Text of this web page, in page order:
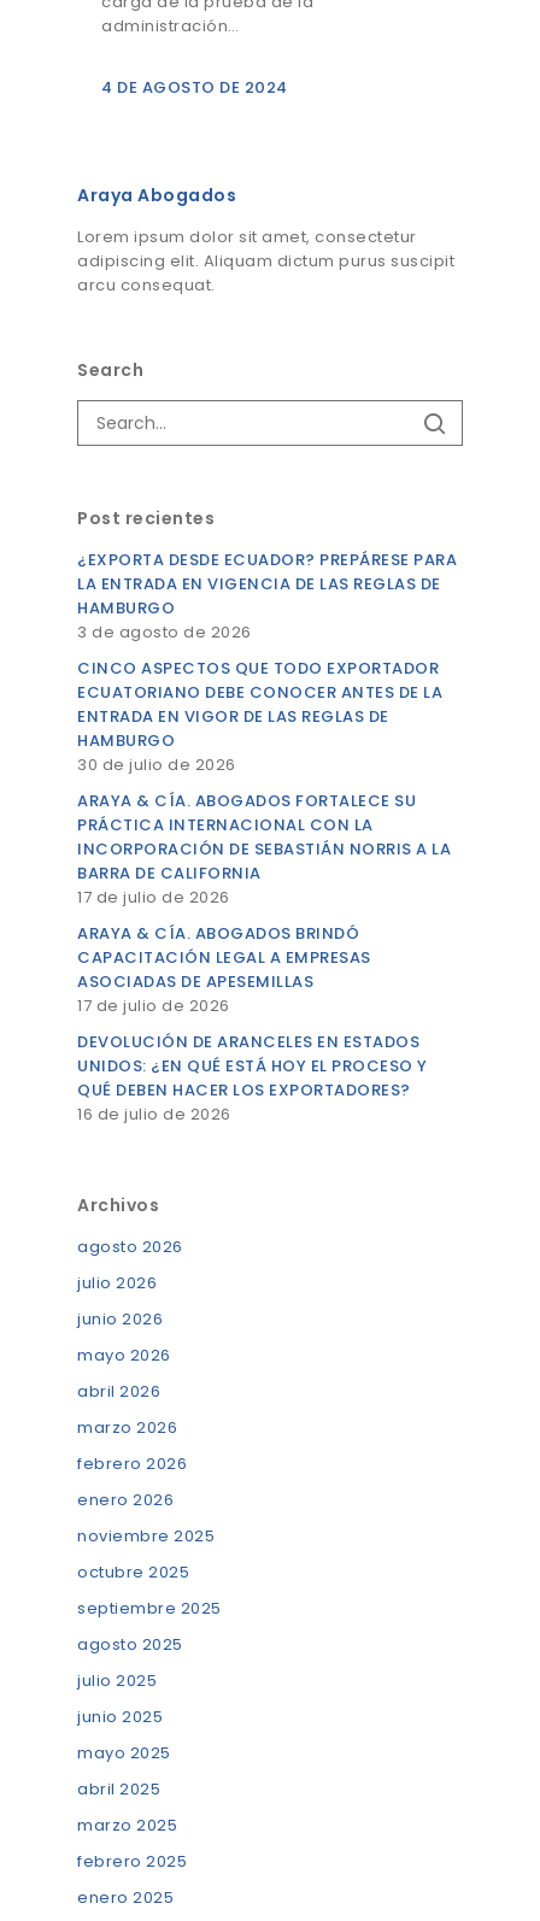
administración…
4 DE AGOSTO DE 2024
Araya Abogados
Lorem ipsum dolor sit amet, consectetur
adipiscing elit. Aliquam dictum purus suscipit
arcu consequat.
Search
Post recientes
¿EXPORTA DESDE ECUADOR? PREPÁRESE PARA
LA ENTRADA EN VIGENCIA DE LAS REGLAS DE
HAMBURGO
3 de agosto de 2026
CINCO ASPECTOS QUE TODO EXPORTADOR
ECUATORIANO DEBE CONOCER ANTES DE LA
ENTRADA EN VIGOR DE LAS REGLAS DE
HAMBURGO
30 de julio de 2026
ARAYA & CÍA. ABOGADOS FORTALECE SU
PRÁCTICA INTERNACIONAL CON LA
INCORPORACIÓN DE SEBASTIÁN NORRIS A LA
BARRA DE CALIFORNIA
17 de julio de 2026
ARAYA & CÍA. ABOGADOS BRINDÓ
CAPACITACIÓN LEGAL A EMPRESAS
ASOCIADAS DE APESEMILLAS
17 de julio de 2026
DEVOLUCIÓN DE ARANCELES EN ESTADOS
UNIDOS: ¿EN QUÉ ESTÁ HOY EL PROCESO Y
QUÉ DEBEN HACER LOS EXPORTADORES?
16 de julio de 2026
Archivos
agosto 2026
julio 2026
junio 2026
mayo 2026
abril 2026
marzo 2026
febrero 2026
enero 2026
noviembre 2025
octubre 2025
septiembre 2025
agosto 2025
julio 2025
junio 2025
mayo 2025
abril 2025
marzo 2025
febrero 2025
enero 2025